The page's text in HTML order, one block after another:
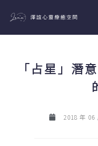
主
「占星」潛
2018 年 06